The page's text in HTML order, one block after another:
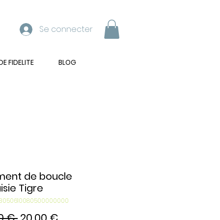
Se connecter
FIDELITE BLOG
de boucle
Tigre